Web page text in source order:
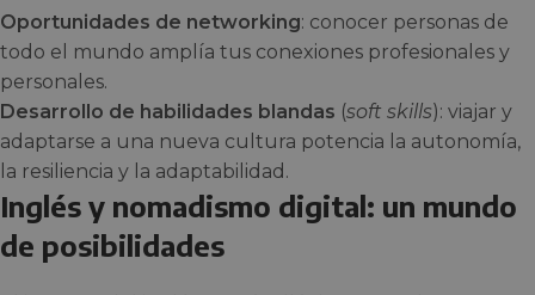
Oportunidades de networking: conocer personas de
todo el mundo amplía tus conexiones profesionales y
personales.
Desarrollo de habilidades blandas (soft skills): viajar y
adaptarse a una nueva cultura potencia la autonomía,
la resiliencia y la adaptabilidad.
Inglés y nomadismo digital: un mundo
de posibilidades